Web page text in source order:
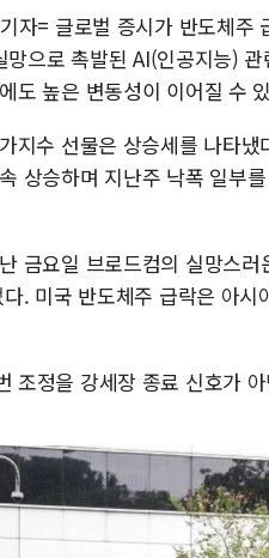
자= 글로벌 증시가 반도체주
망으로 촉발된 AI(인공지능)
도 높은 변동성이 이어질 수
지수 선물은 상승세를 나타
상승하며 지난주 낙폭 일부
금요일 브로드컴의 실망스
. 미국 반도체주 급락은 아
조정을 강세장 종료 신호가